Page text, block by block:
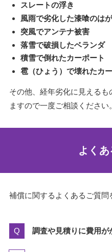
スレートの浮き
風雨で劣化した漆喰のは
突風でアンテナ被害
落雪で破損したベランダ
積雪で倒れたカーポート
雹（ひょう）で壊れたカ
その他、経年劣化に見える
ますので一度ご相談ください。
よくあ
補償に関するよくあるご質問
調査や見積りに費用が